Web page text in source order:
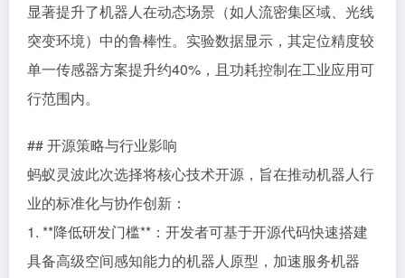
显著提升了机器人在动态场景（如人流密集区域、光线
突变环境）中的鲁棒性。实验数据显示，其定位精度较
单一传感器方案提升约40%，且功耗控制在工业应用可
行范围内。
## 开源策略与行业影响
蚂蚁灵波此次选择将核心技术开源，旨在推动机器人行
业的标准化与协作创新：
1. **降低研发门槛**：开发者可基于开源代码快速搭建
具备高级空间感知能力的机器人原型，加速服务机器